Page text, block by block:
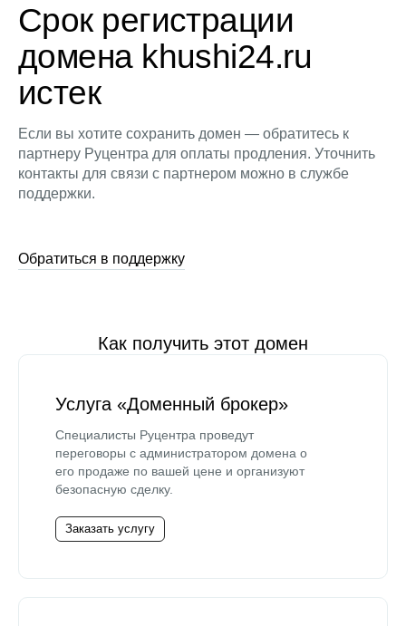
Срок регистрации
домена khushi24.ru
истек
Если вы хотите сохранить домен — обратитесь к
партнеру Руцентра для оплаты продления. Уточнить
контакты для связи с партнером можно в службе
поддержки.
Обратиться в поддержку
Как получить этот домен
Услуга «Доменный брокер»
Специалисты Руцентра проведут
переговоры с администратором домена о
его продаже по вашей цене и организуют
безопасную сделку.
Заказать услугу